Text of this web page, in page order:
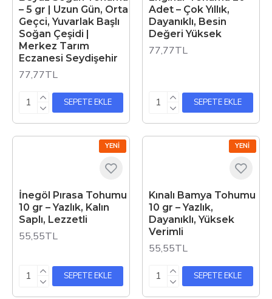
– 5 gr | Uzun Gün, Orta
Geçci, Yuvarlak Başlı
Soğan Çeşidi |
Merkez Tarım
Eczanesi Seydişehir
77,77TL
SEPETE EKLE
Adet – Çok Yıllık,
Dayanıklı, Besin
Değeri Yüksek
77,77TL
SEPETE EKLE
YENI
İnegöl Pırasa Tohumu
10 gr – Yazlık, Kalın
Saplı, Lezzetli
55,55TL
SEPETE EKLE
YENI
Kınalı Bamya Tohumu
10 gr – Yazlık,
Dayanıklı, Yüksek
Verimli
55,55TL
SEPETE EKLE